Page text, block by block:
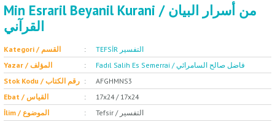
Min Esraril Beyanil Kurani / من أسرار البيان
القرآني
Kategori / القسم
TEFSİR التفسير
Yazar / المؤلف
Fadıl Salih Es Semerrai / فاضل صالح السامرائي
Stok Kodu / رقم الكتاب
AFGHMNS3
Ebat / القياس
17x24 / 17x24
İlim / الموضوع
Tefsir / التفسير